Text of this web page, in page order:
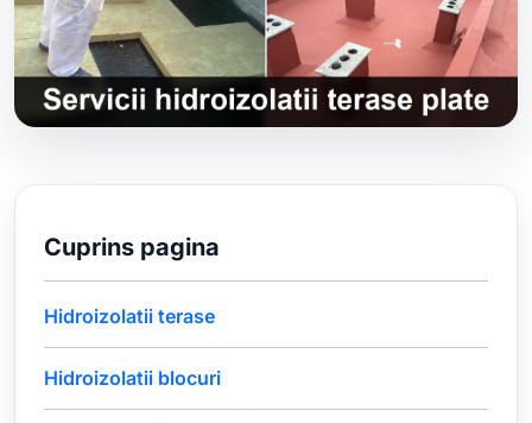
Cuprins pagina
Hidroizolatii terase
Hidroizolatii blocuri